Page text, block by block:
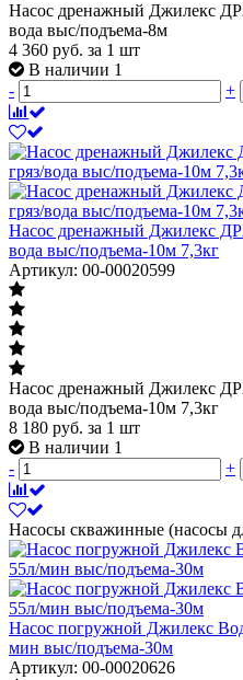
Насос дренажный Джилекс
вода выс/подъема-8м
4 360 руб. за 1 шт
В наличии 1
-
+
Насос дренажный Джилекс
вода выс/подъема-10м 7,3кг
Артикул: 00-00020599
Насос дренажный Джилекс
вода выс/подъема-10м 7,3кг
8 180 руб. за 1 шт
В наличии 1
-
+
Насосы скважинные (насосы
Насос погружной Джилекс
мин выс/подъема-30м
Артикул: 00-00020626